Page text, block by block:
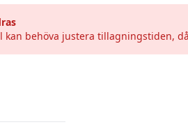
kan behöva justera tillagningstiden,